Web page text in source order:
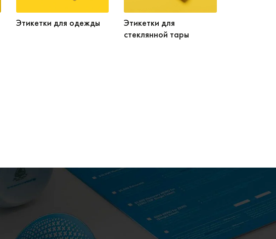
Этикетки для одежды
Этикетки для
стеклянной тары